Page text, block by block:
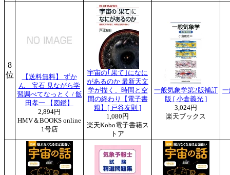
8
位
【送料無料】 ずか
ん 宝石 見ながら学
習調べてなっとく / 飯
田孝一 【図鑑】
2,894円
HMV＆BOOKS online
1号店
宇宙の｢果て｣になに
があるのか 最新天文
学が描く、時間と空
間の終わり【電子書
籍】[ 戸谷友則 ]
1,080円
楽天Kobo電子書籍ス
トア
一般気象学第2版補訂
版 [ 小倉義光 ]
3,024円
楽天ブックス